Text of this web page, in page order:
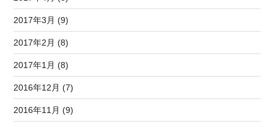
2017年3月 (9)
2017年2月 (8)
2017年1月 (8)
2016年12月 (7)
2016年11月 (9)